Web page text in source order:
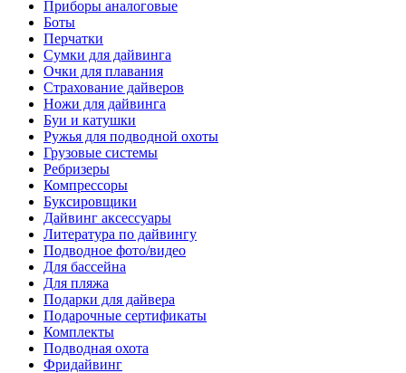
Приборы аналоговые
Боты
Перчатки
Сумки для дайвинга
Очки для плавания
Страхование дайверов
Ножи для дайвинга
Буи и катушки
Ружья для подводной охоты
Грузовые системы
Ребризеры
Компрессоры
Буксировщики
Дайвинг аксессуары
Литература по дайвингу
Подводное фото/видео
Для бассейна
Для пляжа
Подарки для дайвера
Подарочные сертификаты
Комплекты
Подводная охота
Фридайвинг